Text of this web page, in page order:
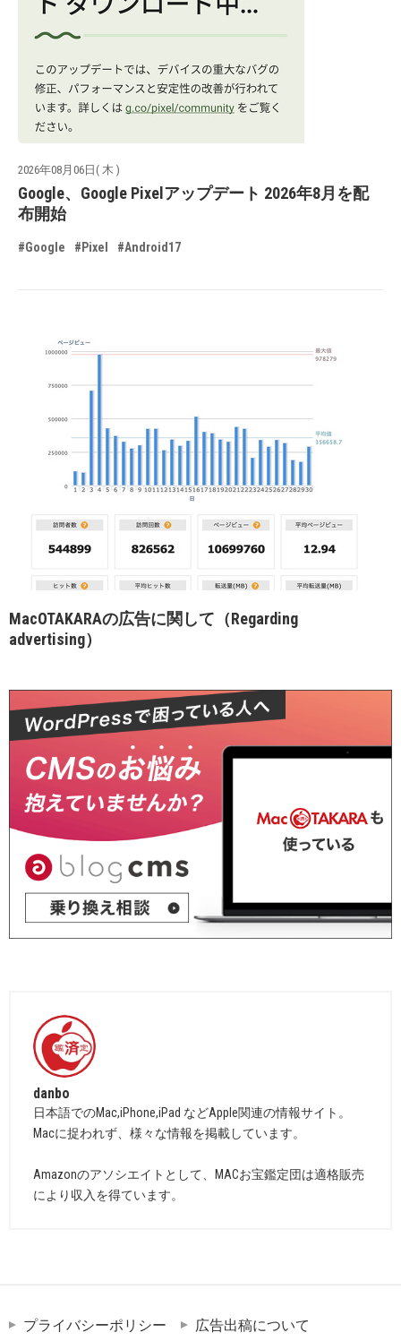
2026年08月06日( 木 )
Google、Google Pixelアップデート 2026年8月を配
布開始
#Google #Pixel #Android17
MacOTAKARAの広告に関して（Regarding
advertising）
danbo
日本語でのMac,iPhone,iPad などApple関連の情報サイト。
Macに捉われず、様々な情報を掲載しています。
Amazonのアソシエイトとして、MACお宝鑑定団は適格販売
により収入を得ています。
プライバシーポリシー 広告出稿について